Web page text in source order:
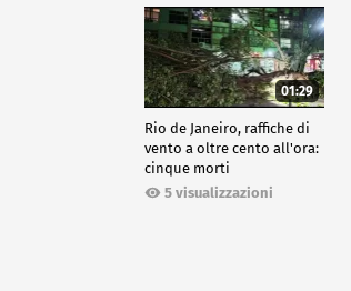
01:29
Rio de Janeiro, raffiche di
vento a oltre cento all'ora:
cinque morti
5 visualizzazioni